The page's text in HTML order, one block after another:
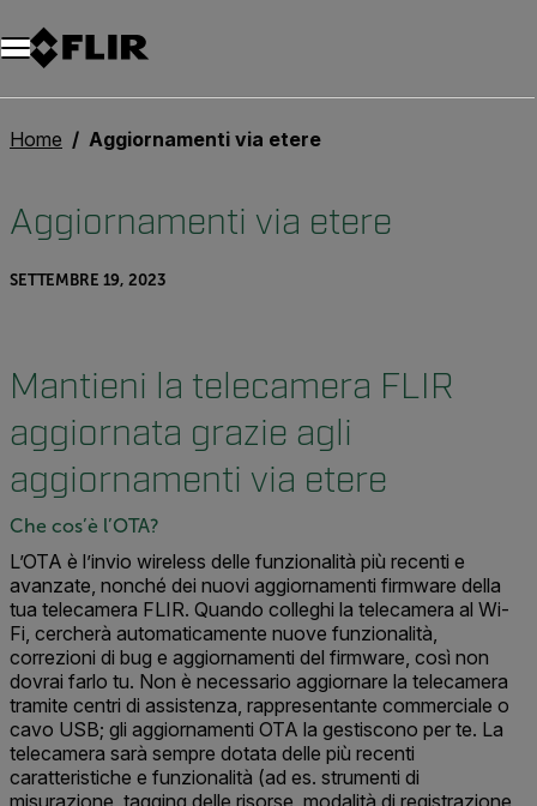
Unread messages
Modello
Rimuovi
articoli
articolo
Aggiungi al carrello
Aggiunto al carrello
Home Aggiornamenti via etere
Aggiornamenti via etere
SETTEMBRE 19, 2023
Mantieni la telecamera FLIR
aggiornata grazie agli
aggiornamenti via etere
Che cos’è l’OTA?
L’OTA è l’invio wireless delle funzionalità più recenti e
avanzate, nonché dei nuovi aggiornamenti firmware della
tua telecamera FLIR. Quando colleghi la telecamera al Wi-
Fi, cercherà automaticamente nuove funzionalità,
correzioni di bug e aggiornamenti del firmware, così non
dovrai farlo tu. Non è necessario aggiornare la telecamera
tramite centri di assistenza, rappresentante commerciale o
cavo USB; gli aggiornamenti OTA la gestiscono per te. La
telecamera sarà sempre dotata delle più recenti
caratteristiche e funzionalità (ad es. strumenti di
misurazione, tagging delle risorse, modalità di registrazione,